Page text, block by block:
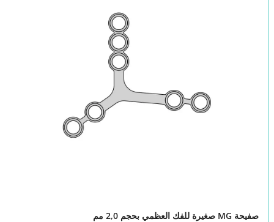
صفيحة MG صغيرة للفك العظمي بحجم 2,0 مم